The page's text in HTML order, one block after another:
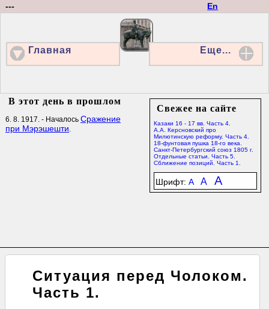
En
---
Главная Еще...
Свежее на сайте
Казаки 16 - 17 вв. Часть 4.
А.А. Керсновский про
Милютинскую реформу. Часть 4.
18-фунтовая пушка 18-го века.
Санкт-Петербургский союз 1805 г.
Отдельные статьи. Часть 5.
Сближение позиций. Часть 1.
Шрифт: A A A
В этот день в прошлом
6. 8. 1917. - Началось Сражение
при Мэрэшешти.
Ситуация перед Чолоком.
Часть 1.